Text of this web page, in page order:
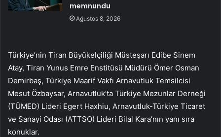
memnundu
Ağustos 8, 2026
Türkiye’nin Tiran Büyükelçiliği Müsteşarı Edibe Sinem
Atay, Tiran Yunus Emre Enstitüsü Müdürü Ömer Osman
Demirbaş, Türkiye Maarif Vakfı Arnavutluk Temsilcisi
Mesut Özbaysar, Arnavutluk’ta Türkiye Mezunlar Derneği
(TÜMED) Lideri Egert Haxhiu, Arnavutluk-Türkiye Ticaret
ve Sanayi Odası (ATTSO) Lideri Bilal Kara’nın yanı sıra
konuklar.